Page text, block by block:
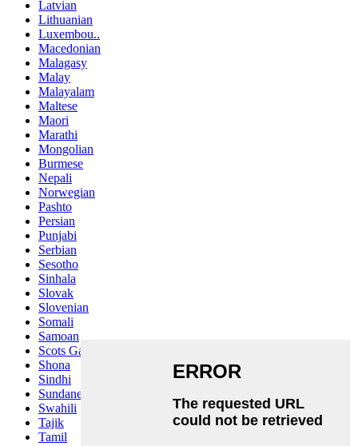
Latvian
Lithuanian
Luxembou..
Macedonian
Malagasy
Malay
Malayalam
Maltese
Maori
Marathi
Mongolian
Burmese
Nepali
Norwegian
Pashto
Persian
Punjabi
Serbian
Sesotho
Sinhala
Slovak
Slovenian
Somali
Samoan
Scots Gaelic
Shona
Sindhi
Sundanese
Swahili
Tajik
Tamil